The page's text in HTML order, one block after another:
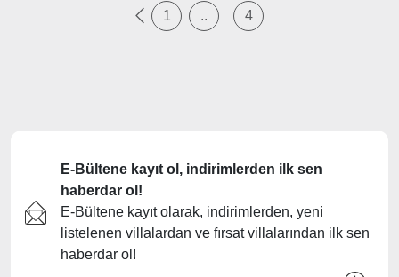
1 .. 4
E-Bültene kayıt ol, indirimlerden ilk sen
haberdar ol!
E-Bültene kayıt olarak, indirimlerden, yeni
listelenen villalardan ve fırsat villalarından ilk sen
haberdar ol!